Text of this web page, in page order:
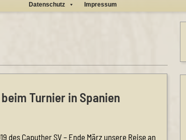
Datenschutz
Impressum
Turnier in Spanien
des Caputher SV – Ende März unsere Reise an